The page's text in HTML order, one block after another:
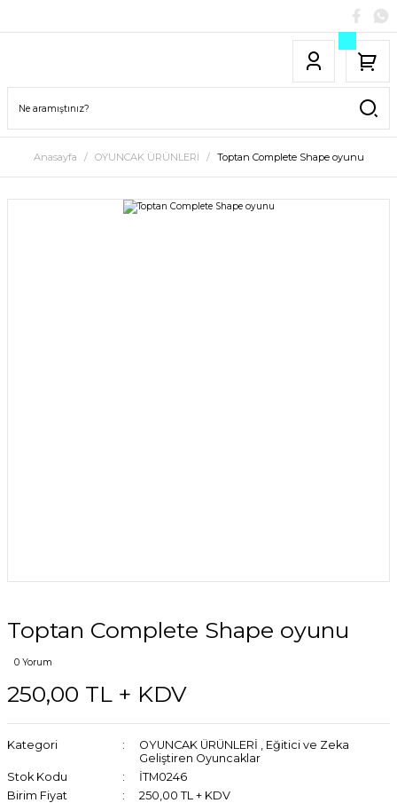
Anasayfa OYUNCAK ÜRÜNLERİ Toptan Complete Shape oyunu
Toptan Complete Shape oyunu
0 Yorum
250,00 TL + KDV
Kategori OYUNCAK ÜRÜNLERİ , Eğitici ve Zeka
Geliştiren Oyuncaklar
Stok Kodu
İTM0246
Birim Fiyat
250,00 TL + KDV